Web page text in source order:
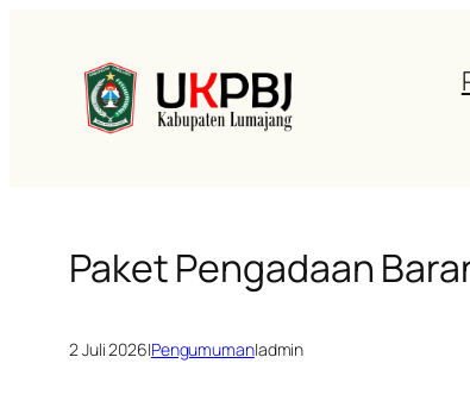
Paket Pengadaan
2 Juli 2026|Pengumuman|admin